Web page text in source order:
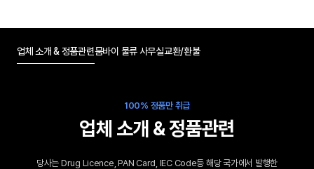
업체 소개 & 정품관련뭄바이 물류 사무실교환/환불
100% 정품만 취급
업체 소개 & 정품관련
당사는 Drug Licence, PAN Card, IEC Code등 해당 국가에서 발행한